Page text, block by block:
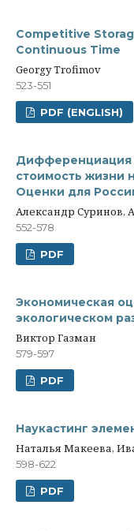
Competitive
Continuous Time
Georgy Trofimov
523-551
PDF (ENGLISH)
Дифференциация
стоимость жизни
Оценки для
Александр Суринов,
552-578
PDF
Экономическая
экологическом
Виктор Газман
579-597
PDF
Наукастинг
Наталья Макеева,
598-622
PDF